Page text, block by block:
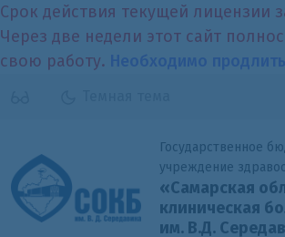
Срок действия текущей лицензии
Через две недели этот сайт
свою работу.
Государственное
учреждение
«Самарская
клиническая
им. В.Д.